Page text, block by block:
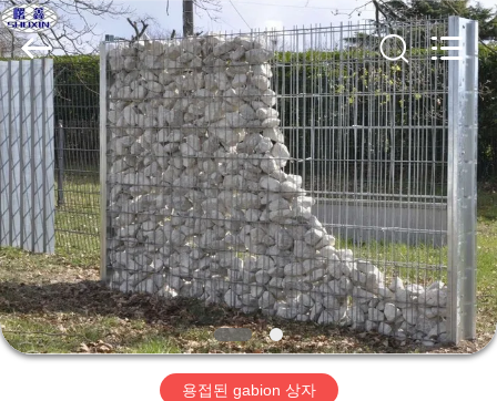
홈
제
품
우
리
©
2018
-
2026
Hebei
KN
Wire
Mesh
Co.,
Ltd..
All
Rights
Reserved.
용접된 gabion 상자